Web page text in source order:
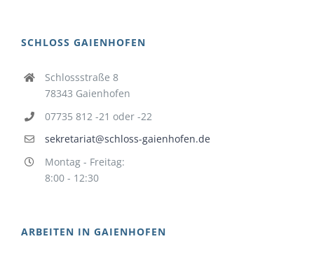
SCHLOSS GAIENHOFEN
Schlossstraße 8
78343 Gaienhofen
07735 812 -21 oder -22
sekretariat@schloss-gaienhofen.de
Montag - Freitag:
8:00 - 12:30
ARBEITEN IN GAIENHOFEN